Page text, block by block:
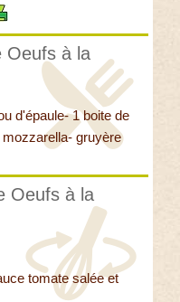
Oeufs à la
d'épaule- 1 boite de
gruyère
Oeufs à la
tomate salée et